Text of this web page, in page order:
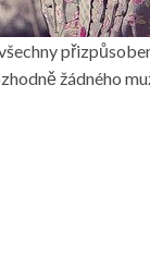
žádného